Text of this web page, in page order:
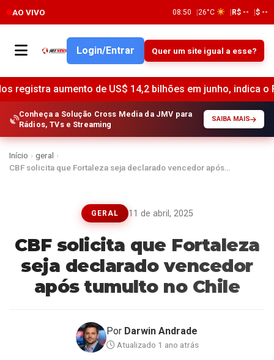
AO VIVO 08:50 26°C R$ -- $ --
Login/Entrar Quer um site igual a esse?
de US$ 14,2 bilhões em junho, indica o Federal Reserve
Conheça a Solução Cross Media da JMV para
Rádios, TVs e Streaming
SAIBA MAIS
Início › geral ›
CBF solicita que Fortaleza seja declarado vencedor após…
GERAL 11 de abril, 2025
CBF solicita que Fortaleza
seja declarado vencedor
após tumulto no Chile
Por Darwin Andrade
Atualizado 1 ano atrás